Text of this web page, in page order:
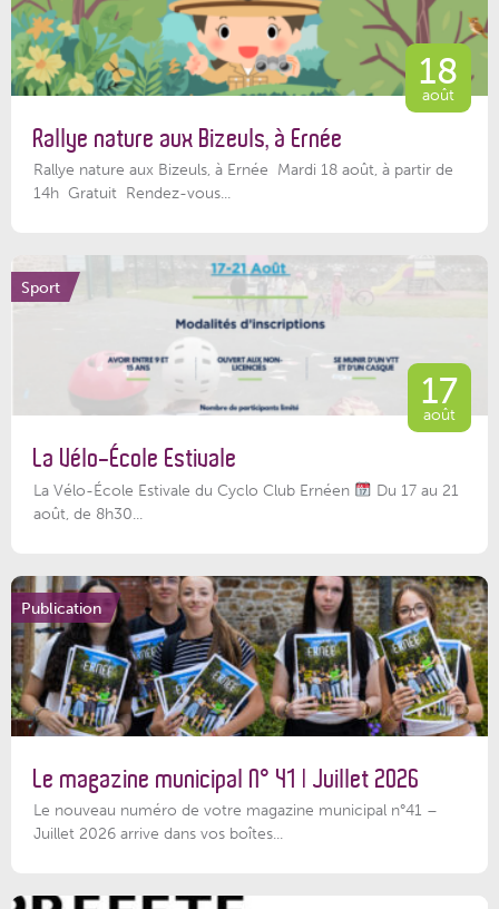
18
août
Rallye nature aux Bizeuls, à Ernée
Rallye nature aux Bizeuls, à Ernée Mardi 18 août, à partir de
14h Gratuit Rendez-vous...
Sport
17
août
La Vélo-École Estivale
La Vélo-École Estivale du Cyclo Club Ernéen
Du 17 au 21
août, de 8h30...
Publication
Le magazine municipal N° 41 | Juillet 2026
Le nouveau numéro de votre magazine municipal n°41 –
Juillet 2026 arrive dans vos boîtes...